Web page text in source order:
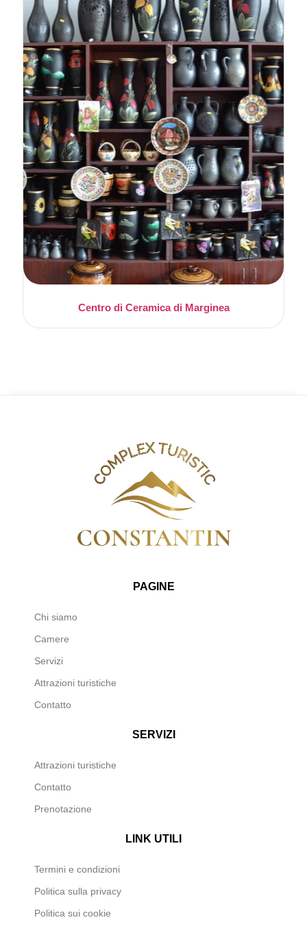
Centro di Ceramica di Marginea
PAGINE
Chi siamo
Camere
Servizi
Attrazioni turistiche
Contatto
SERVIZI
Attrazioni turistiche
Contatto
Prenotazione
LINK UTILI
Termini e condizioni
Politica sulla privacy
Politica sui cookie